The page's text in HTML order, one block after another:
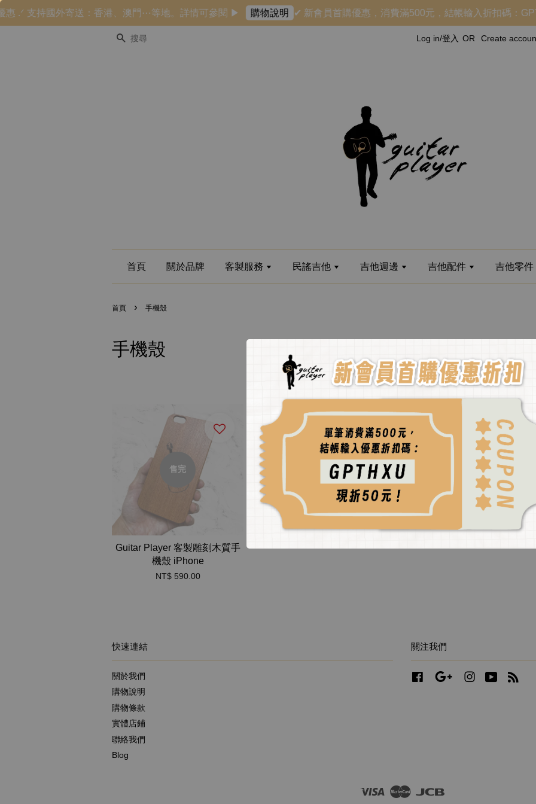
.ᐟ 支持國外寄送：香港、澳門⋯等地。詳情可參閱 ▶ 購物說明 ✔ 新會員首購優惠，消費滿500元，結帳輸入折扣碼：
搜尋 Log in/登入 OR Create
首頁 關於品牌 客製服務 民謠吉他 吉他週邊 吉他配件 吉他零件
首頁 › 手機殼
手機殼
售完
Guitar Player 客製雕刻木質手
機殼 iPhone
NT$ 590.00
快速連結
關於我們
購物說明
購物條款
實體店鋪
聯絡我們
Blog
關注我們
Facebook Google InstagramYouTube
Visa Master